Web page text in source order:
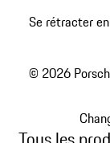
Se rétracter
© 2026